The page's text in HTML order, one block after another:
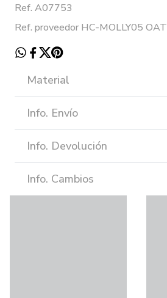
Ref. A07753
Ref. proveedor HC-MOLLY05 OAT
Material
Info. Envío
Info. Devolución
Info. Cambios